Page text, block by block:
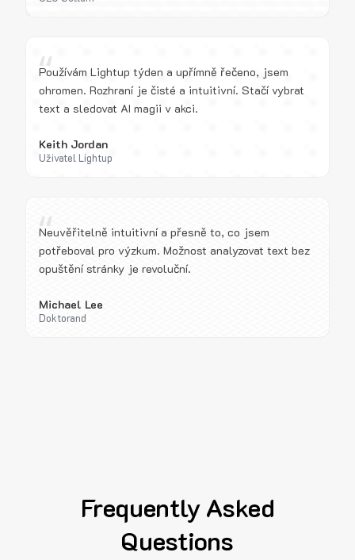
“
Používám Lightup týden a upřímně řečeno, jsem
ohromen. Rozhraní je čisté a intuitivní. Stačí vybrat
text a sledovat AI magii v akci.
Keith Jordan
Uživatel Lightup
“
Neuvěřitelně intuitivní a přesně to, co jsem
potřeboval pro výzkum. Možnost analyzovat text bez
opuštění stránky je revoluční.
Michael Lee
Doktorand
Frequently Asked
Questions